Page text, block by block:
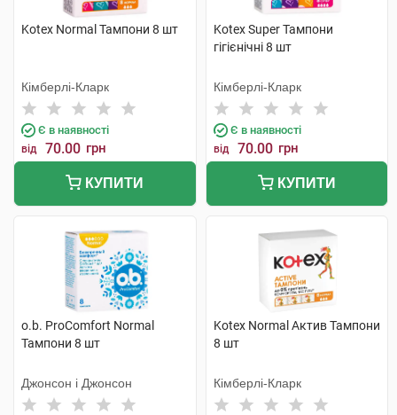
Kotex Normal Тампони 8 шт
Кімберлі-Кларк
Є в наявності
від 70.00 грн
КУПИТИ
Kotex Super Тампони
гігієнічні 8 шт
Кімберлі-Кларк
Є в наявності
від 70.00 грн
КУПИТИ
o.b. ProComfort Normal
Тампони 8 шт
Джонсон і Джонсон
Kotex Normal Актив Тампони
8 шт
Кімберлі-Кларк